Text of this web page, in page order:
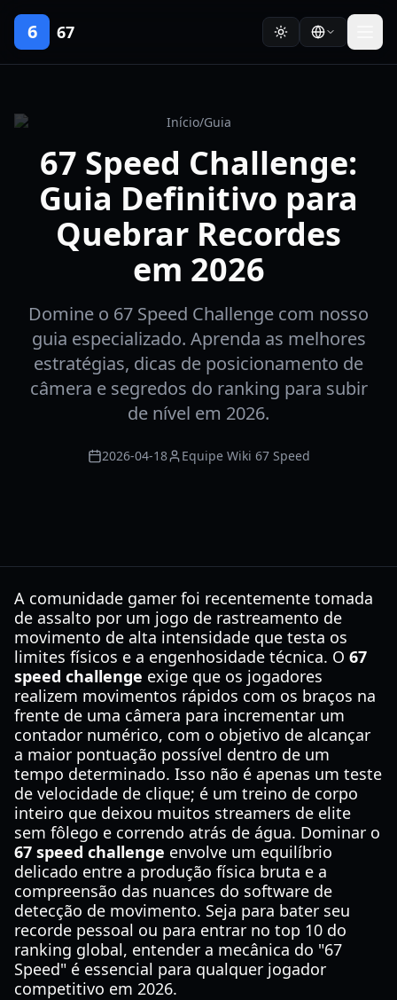
6 67
Início/Guia
67 Speed Challenge:
Guia Definitivo para
Quebrar Recordes
em 2026
Domine o 67 Speed Challenge com nosso
guia especializado. Aprenda as melhores
estratégias, dicas de posicionamento de
câmera e segredos do ranking para subir
de nível em 2026.
2026-04-18 Equipe Wiki 67 Speed
A comunidade gamer foi recentemente tomada
de assalto por um jogo de rastreamento de
movimento de alta intensidade que testa os
limites físicos e a engenhosidade técnica. O 67
speed challenge exige que os jogadores
realizem movimentos rápidos com os braços na
frente de uma câmera para incrementar um
contador numérico, com o objetivo de alcançar
a maior pontuação possível dentro de um
tempo determinado. Isso não é apenas um teste
de velocidade de clique; é um treino de corpo
inteiro que deixou muitos streamers de elite
sem fôlego e correndo atrás de água. Dominar o
67 speed challenge envolve um equilíbrio
delicado entre a produção física bruta e a
compreensão das nuances do software de
detecção de movimento. Seja para bater seu
recorde pessoal ou para entrar no top 10 do
ranking global, entender a mecânica do "67
Speed" é essencial para qualquer jogador
competitivo em 2026.